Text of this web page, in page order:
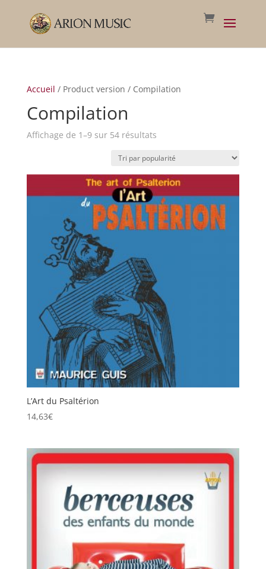
Accueil / Product version / Compilation
Compilation
Affichage de 1–9 sur 54 résultatsTrié
popularité
L’Art du Psaltérion
14,63€